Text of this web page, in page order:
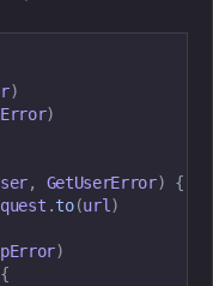
)
)
, GetUserError)
{
.to(url )
)
{